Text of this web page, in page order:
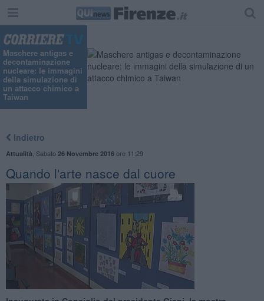
Maschere antigas e
decontaminazione
nucleare: le immagini
della simulazione di
un attacco chimico a
Taiwan
Indietro
Attualità Sabato 26 Novembre 2016ore 11:29
Quando l'arte nasce dal cuore